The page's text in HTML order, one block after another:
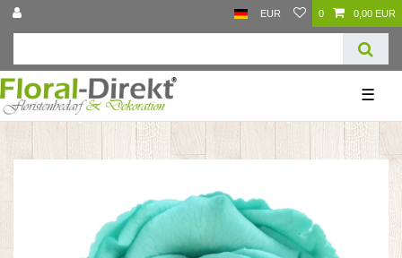
EUR 0 0,00 EUR
☰